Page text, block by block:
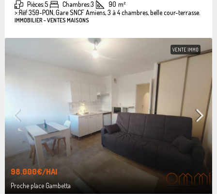
Pièces:5 Chambres:3 90 m²
>:Réf 359-PON, Gare SNCF Amiens, 3 à 4 chambres, belle cour-terrasse.
IMMOBILIER - VENTES MAISONS
VENTE IMMO
98.000€/HAI
Proche place Gambetta